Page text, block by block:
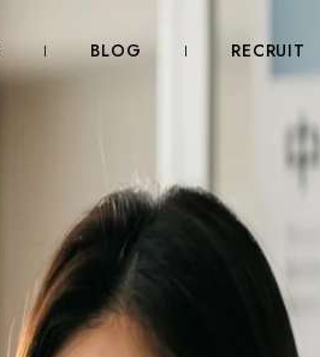
BLOG RECRUIT